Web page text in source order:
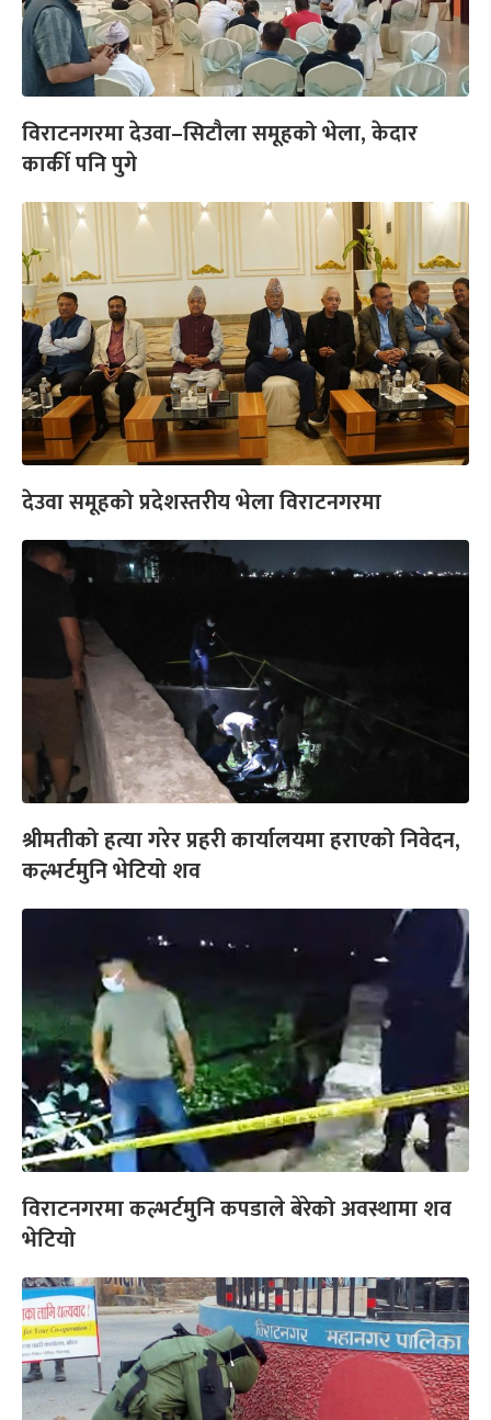
विराटनगरमा देउवा–सिटौला समूहको भेला, केदार
कार्की पनि पुगे
देउवा समूहको प्रदेशस्तरीय भेला विराटनगरमा
श्रीमतीको हत्या गरेर प्रहरी कार्यालयमा हराएको निवेदन,
कल्भर्टमुनि भेटियो शव
विराटनगरमा कल्भर्टमुनि कपडाले बेरेको अवस्थामा शव
भेटियो